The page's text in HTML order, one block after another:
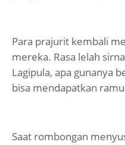
Para prajurit kembali
mereka. Rasa lelah
Lagipula, apa gunanya
bisa mendapatkan
Saat rombongan